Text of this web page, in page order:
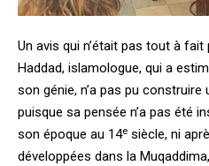
Un avis qui n’était pas tout à
Haddad, islamologue, qui a
son génie, n’a pas pu
puisque sa pensée n’a pas été
son époque au 14e siècle, ni
développées dans la